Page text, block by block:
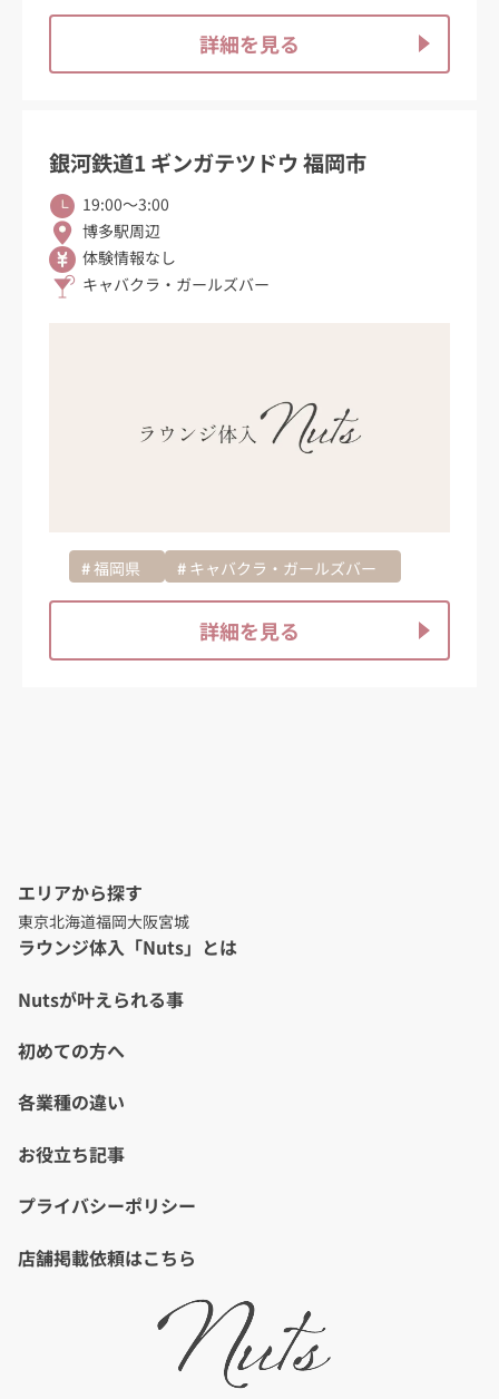
詳細を見る
銀河鉄道1 ギンガテツドウ 福岡市
19:00〜3:00
博多駅周辺
体験情報なし
キャバクラ・ガールズバー
福岡県 キャバクラ・ガールズバー
詳細を見る
エリアから探す
東京北海道福岡大阪宮城
ラウンジ体入「Nuts」とは
Nutsが叶えられる事
初めての方へ
各業種の違い
お役立ち記事
プライバシーポリシー
店舗掲載依頼はこちら